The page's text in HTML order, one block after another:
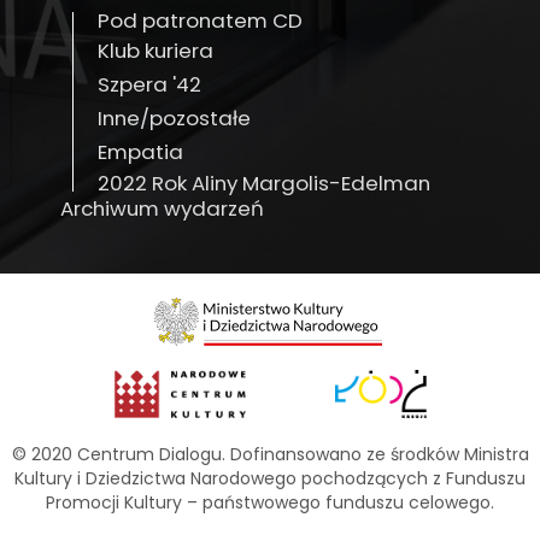
Pod patronatem CD
Klub kuriera
Szpera '42
Inne/pozostałe
Empatia
2022 Rok Aliny Margolis-Edelman
Archiwum wydarzeń
© 2020 Centrum Dialogu. Dofinansowano ze środków Ministra
Kultury i Dziedzictwa Narodowego pochodzących z Funduszu
Promocji Kultury – państwowego funduszu celowego.